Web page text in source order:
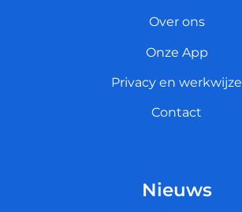
Over ons
Onze App
Privacy en werkwijze
Contact
Nieuws